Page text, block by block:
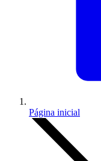
Página inicial